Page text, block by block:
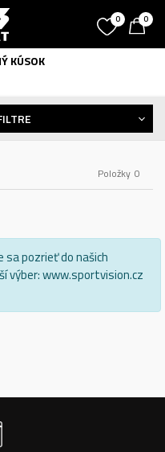
0 0
KÚSOK
0
Položky
pozrieť do našich
výber: www.sportvision.cz